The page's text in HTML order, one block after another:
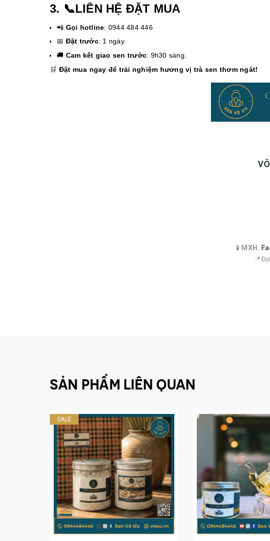
3. 📞LIÊN HỆ ĐẶT MUA
📲 Gọi hotline: 0944 484 446
📅 Đặt trước: 1 ngày.
🚚 Cam kết giao sen trước: 9h30 sáng.
🛒 Đặt mua ngay để trải nghiệm hương vị trà sen thơm ngát!
📱MXH:
SẢN PHẨM LIÊN QUAN
SALE